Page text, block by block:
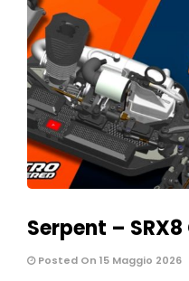
Serpent – SRX8
Posted On 15 Maggio 2026